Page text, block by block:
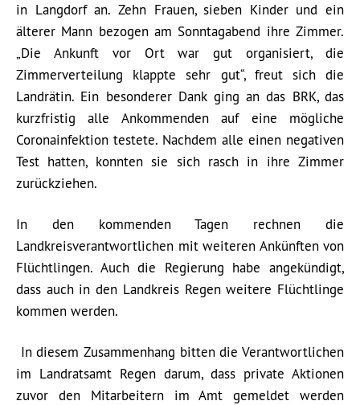
in Langdorf an. Zehn Frauen, sieben Kinder und ein
älterer Mann bezogen am Sonntagabend ihre Zimmer.
„Die Ankunft vor Ort war gut organisiert, die
Zimmerverteilung klappte sehr gut“, freut sich die
Landrätin. Ein besonderer Dank ging an das BRK, das
kurzfristig alle Ankommenden auf eine mögliche
Coronainfektion testete. Nachdem alle einen negativen
Test hatten, konnten sie sich rasch in ihre Zimmer
zurückziehen.
In den kommenden Tagen rechnen die
Landkreisverantwortlichen mit weiteren Ankünften von
Flüchtlingen. Auch die Regierung habe angekündigt,
dass auch in den Landkreis Regen weitere Flüchtlinge
kommen werden.
In diesem Zusammenhang bitten die Verantwortlichen
im Landratsamt Regen darum, dass private Aktionen
zuvor den Mitarbeitern im Amt gemeldet werden